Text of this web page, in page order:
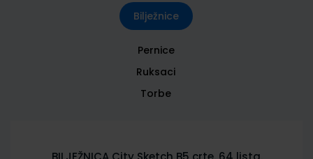
Bilježnice
Pernice
Ruksaci
Torbe